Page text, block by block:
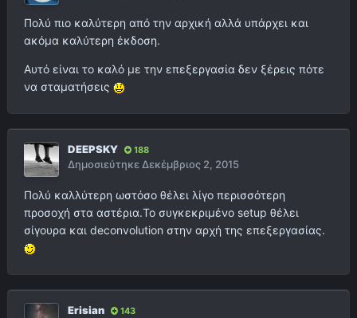
Πολύ πιο καλύτερη από την αρχική αλλά υπάρχει και
ακόμα καλύτερη έκδοση.
Αυτό είναι το καλό με την επεξεργασία δεν ξέρεις πότε
να σταματήσεις
DEEPSKY 188
ΔημοσιεύτηκεΔεκέμβριος 2, 2015
Πολύ καλλύτερη ωστόσο θέλει λίγο περισσότερη
προσοχή στα αστέρια.Το συγκεκριμένο setup θέλει
σίγουρα και deconvolution στην αρχή της επεξεργασίας.
Erisian 143